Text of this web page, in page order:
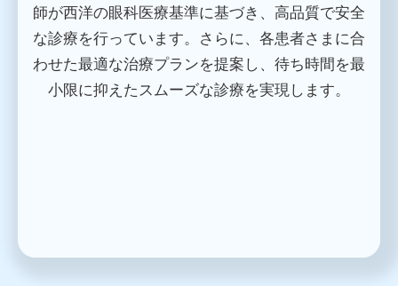
師が西洋の眼科医療基準に基づき、高品質で安全
な診療を行っています。さらに、各患者さまに合
わせた最適な治療プランを提案し、待ち時間を最
小限に抑えたスムーズな診療を実現します。